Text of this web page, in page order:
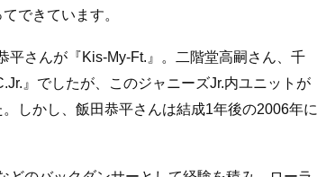
できています。
さんが『Kis-My-Ft.』。二階堂高嗣さん、千
』でしたが、このジャニーズJr.内ユニットが
しかし、飯田恭平さんは結成1年後の2006年に